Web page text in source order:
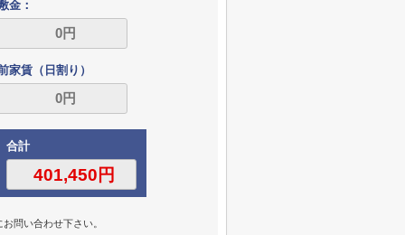
金：
家賃（日割り）
合計
問い合わせ下さい。